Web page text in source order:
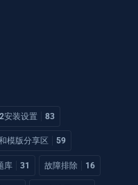
安装设置 83
模版分享区 59
库 31 故障排除 16